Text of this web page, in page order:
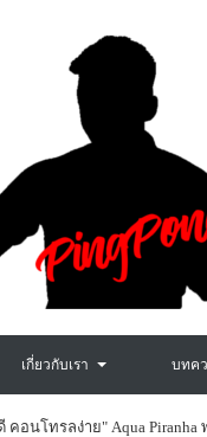
เกี่ยวกับเรา บทค
อนโทรลง่าย" Aqua Piranha